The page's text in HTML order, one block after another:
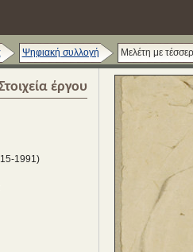
Ψηφιακή συλλογή Μελέτη με
έργου
1991)